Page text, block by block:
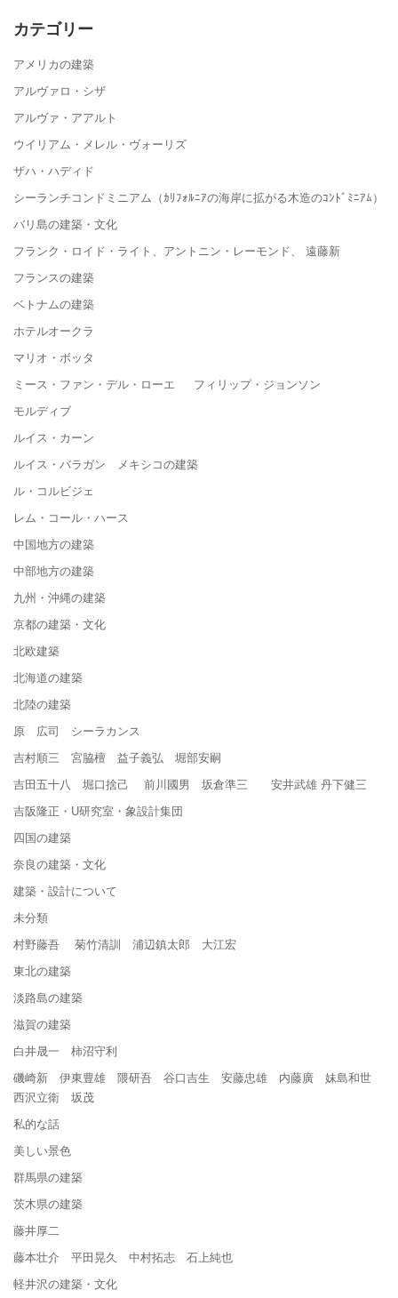
カテゴリー
アメリカの建築
アルヴァロ・シザ
アルヴァ・アアルト
ウイリアム・メレル・ヴォーリズ
ザハ・ハディド
シーランチコンドミニアム（ｶﾘﾌｫﾙﾆｱの海岸に拡がる木造のｺﾝﾄﾞﾐﾆｱﾑ）
バリ島の建築・文化
フランク・ロイド・ライト、アントニン・レーモンド、 遠藤新
フランスの建築
ベトナムの建築
ホテルオークラ
マリオ・ボッタ
ミース・ファン・デル・ローエ フィリップ・ジョンソン
モルディブ
ルイス・カーン
ルイス・バラガン メキシコの建築
ル・コルビジェ
レム・コール・ハース
中国地方の建築
中部地方の建築
九州・沖縄の建築
京都の建築・文化
北欧建築
北海道の建築
北陸の建築
原 広司 シーラカンス
吉村順三 宮脇檀 益子義弘 堀部安嗣
吉田五十八 堀口捨己 前川國男 坂倉準三 安井武雄 丹下健三
吉阪隆正・U研究室・象設計集団
四国の建築
奈良の建築・文化
建築・設計について
未分類
村野藤吾 菊竹清訓 浦辺鎮太郎 大江宏
東北の建築
淡路島の建築
滋賀の建築
白井晟一 柿沼守利
磯崎新 伊東豊雄 隈研吾 谷口吉生 安藤忠雄 内藤廣 妹島和世
西沢立衛 坂茂
私的な話
美しい景色
群馬県の建築
茨木県の建築
藤井厚二
藤本壮介 平田晃久 中村拓志 石上純也
軽井沢の建築・文化